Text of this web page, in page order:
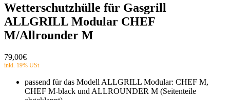
Wetterschutzhülle für Gasgrill
ALLGRILL Modular CHEF
M/Allrounder M
79,00€
passend für das Modell ALLGRILL Modular: CHEF M,
CHEF M-black und ALLROUNDER M (Seitenteile